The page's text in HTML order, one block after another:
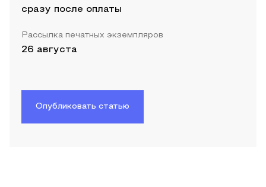
сразу после оплаты
Рассылка печатных экземпляров
26 августа
Опубликовать статью